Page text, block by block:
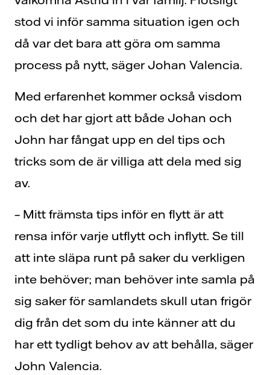
stod vi inför samma situation igen och
då var det bara att göra om samma
process på nytt, säger Johan Valencia.
Med erfarenhet kommer också visdom
och det har gjort att både Johan och
John har fångat upp en del tips och
tricks som de är villiga att dela med sig
av.
– Mitt främsta tips inför en flytt är att
rensa inför varje utflytt och inflytt. Se till
att inte släpa runt på saker du verkligen
inte behöver; man behöver inte samla på
sig saker för samlandets skull utan frigör
dig från det som du inte känner att du
har ett tydligt behov av att behålla, säger
John Valencia.